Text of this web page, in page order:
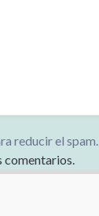
reducir el spam.
comentarios.